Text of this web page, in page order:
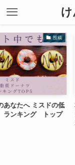
投稿
へ ミスドの低
ング トップ
本当
ーと
なの